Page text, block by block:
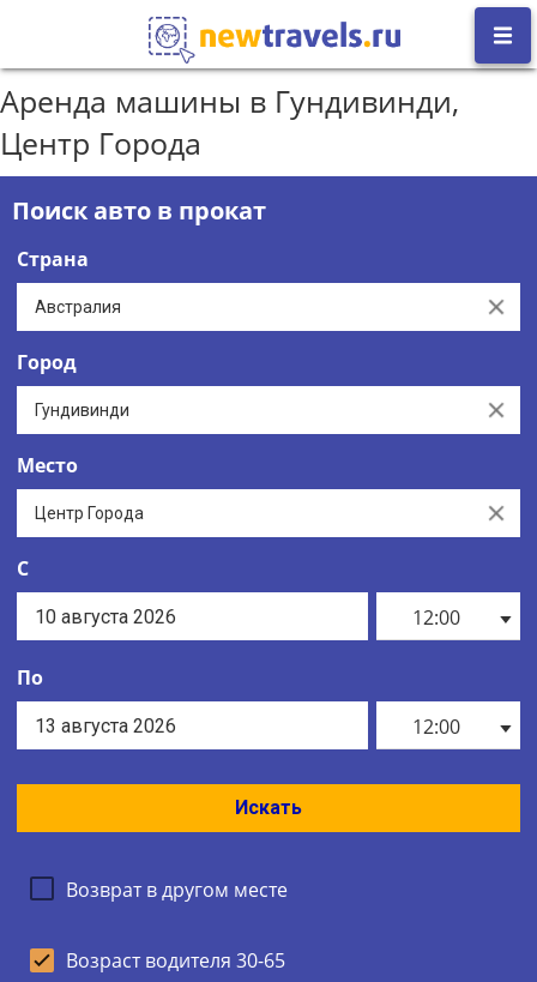
Аренда машины в Гундивинди,
Центр Города
Поиск авто в прокат
Страна
Clear
Город
Clear
Место
Clear
С
12:00
По
12:00
Искать
Возврат в другом месте
Возраст водителя 30-65